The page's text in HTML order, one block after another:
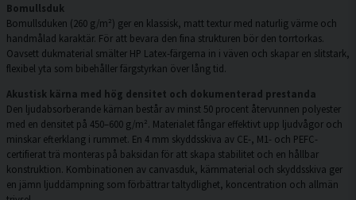
Bomullsduk
Bomullsduken (260 g/m²) ger en klassisk, matt textur med naturlig värme och
handmålad karaktär. För att bevara den fina strukturen bör den torrtorkas.
Oavsett dukmaterial smälter HP Latex-färgerna in i väven och skapar en slitstark,
flexibel yta som bibehåller färgstyrkan över lång tid.
Akustisk kärna med hög densitet och dokumenterad prestanda
Den ljudabsorberande kärnan består av minst 50 procent återvunnen polyester
med en densitet på 450–600 g/m². Materialet fångar effektivt upp ljudvågor och
minskar efterklang i rummet. En 4 mm skyddsskiva av CE-, M1- och PEFC-
certifierat trä monteras på baksidan för att skapa stabilitet och en hållbar
konstruktion. Kombinationen av canvasduk, kärnmaterial och skyddsskiva ger
en jämn ljuddämpning som förbättrar taltydlighet, koncentration och allmän